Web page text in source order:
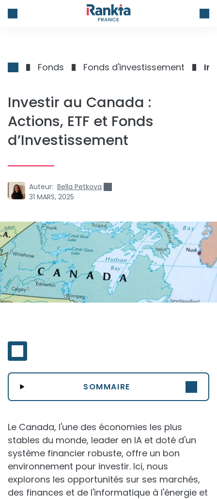
FRANCE
Fonds Fonds d'investissement
Investir au Canada :
Actions, ETF et Fonds
d’Investissement
Auteur: Bella Petkova
31 MARS, 2025
SOMMAIRE
Le Canada, l'une des économies les plus
stables du monde, leader en IA et doté d'un
système financier robuste, offre un bon
environnement pour investir. Ici, nous
explorons les opportunités sur ses marchés,
des finances et de l'informatique à l'énergie et